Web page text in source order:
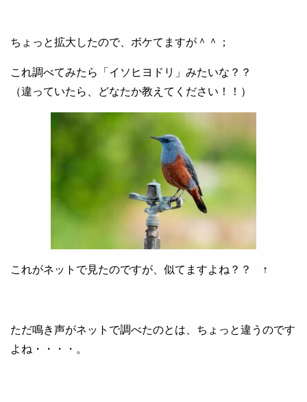
ちょっと拡大したので、ボケてますが＾＾；
これ調べてみたら「イソヒヨドリ」みたいな？？
（違っていたら、どなたか教えてください！！）
これがネットで見たのですが、似てますよね？？ ↑
ただ鳴き声がネットで調べたのとは、ちょっと違うのです
よね・・・・。